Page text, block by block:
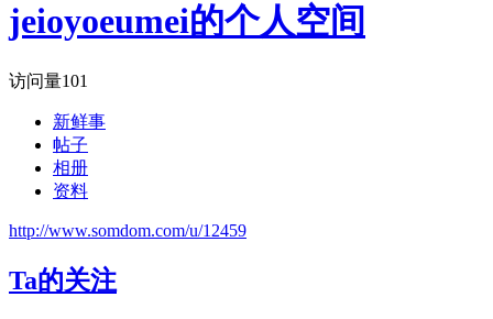
jeioyoeumei的个人空间
访问量101
新鲜事
帖子
相册
资料
http://www.somdom.com/u/12459
Ta的关注